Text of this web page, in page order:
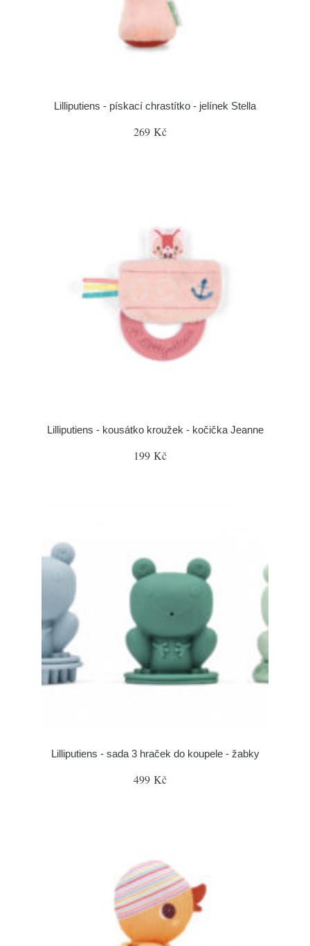
Lilliputiens - pískací chrastítko - jelínek Stella
269 Kč
Lilliputiens - kousátko kroužek - kočička Jeanne
199 Kč
Lilliputiens - sada 3 hraček do koupele - žabky
499 Kč